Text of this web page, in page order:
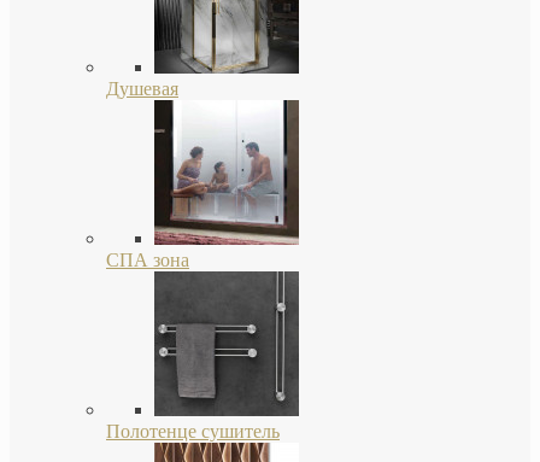
Душевая
СПА зона
Полотенце сушитель